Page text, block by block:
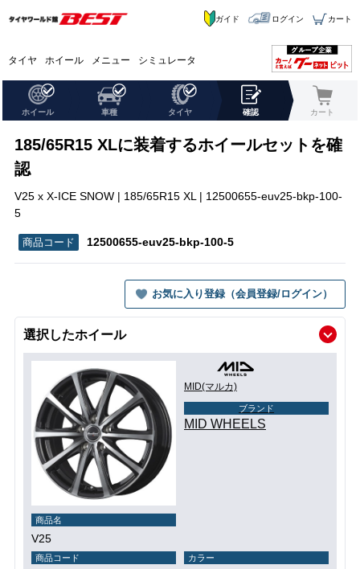
タイヤ ホイール メニュー シミュレータ
ガイド ログイン カート
ホイール 車種 タイヤ 確認 カート
185/65R15 XLに装着するホイールセットを確
認
V25 x X-ICE SNOW | 185/65R15 XL | 12500655-euv25-bkp-100-
5
12500655-euv25-bkp-100-5
お気に入り登録（会員登録/ログイン）
選択したホイール
MID(マルカ)
ブランド
MID WHEELS
商品名
V25
商品コード カラー